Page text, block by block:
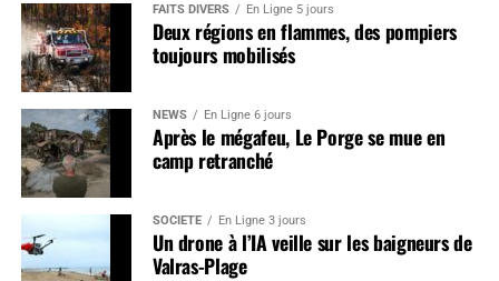
FAITS DIVERS En Ligne 5 jours
Deux régions en flammes, des pompiers
toujours mobilisés
NEWS En Ligne 6 jours
Après le mégafeu, Le Porge se mue en
camp retranché
SOCIÉTÉ En Ligne 3 jours
Un drone à l’IA veille sur les baigneurs de
Valras-Plage